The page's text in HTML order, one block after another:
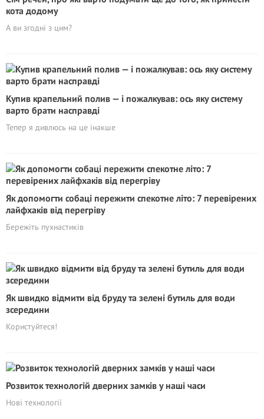
кота додому
А ви згодні з цим?
Кyпив крапельний полив — і пожалкував: ось яку систему
варто брати насправді
Тепер я дивлюсь на це інакше
Як допомогти собаці пережити спекотне літо: 7 перевірених
лайфхаків від перегріву
Бережіть пухнастиків
Як швидко відмити від бруду та зелені бутиль для води
зсередини
Користуйтеся!
Розвиток технологій дверних замків у наші часи
Нові технології